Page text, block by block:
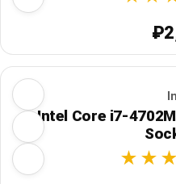
Intel Core i7-